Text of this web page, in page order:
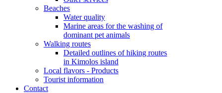
Beaches
Water quality
Marine areas for the washing of
dominant pet animals
Walking routes
Detailed outlines of hiking routes
in Kimolos island
Local flavors - Products
Tourist information
Contact